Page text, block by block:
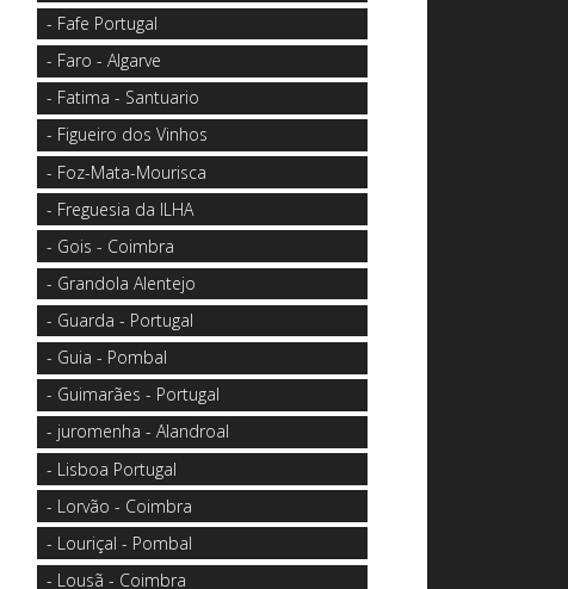
- Fafe Portugal
- Faro - Algarve
- Fatima - Santuario
- Figueiro dos Vinhos
- Foz-Mata-Mourisca
- Freguesia da ILHA
- Gois - Coimbra
- Grandola Alentejo
- Guarda - Portugal
- Guia - Pombal
- Guimarães - Portugal
- juromenha - Alandroal
- Lisboa Portugal
- Lorvão - Coimbra
- Louriçal - Pombal
- Lousã - Coimbra